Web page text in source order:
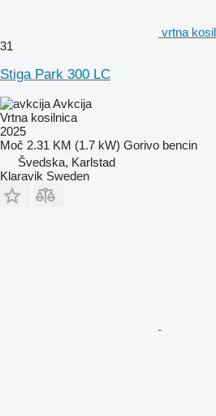
vrtna
31
Stiga Park 300 LC
Avkcija
Vrtna kosilnica
2025
Moč 2.31 KM (1.7 kW) Gorivo bencin
Švedska, Karlstad
Klaravik Sweden